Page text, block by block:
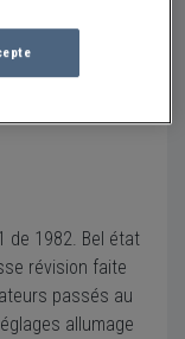
de 1982. Bel état
révision faite
passés au
allumage